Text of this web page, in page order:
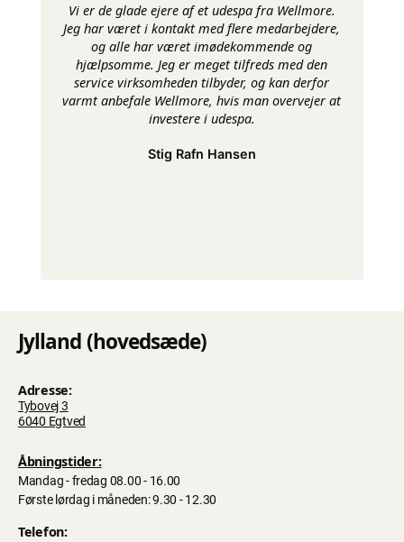
Vi er de glade ejere af et udespa fra Wellmore.
Jeg har været i kontakt med flere medarbejdere,
og alle har været imødekommende og
hjælpsomme. Jeg er meget tilfreds med den
service virksomheden tilbyder, og kan derfor
varmt anbefale Wellmore, hvis man overvejer at
investere i udespa.
Stig Rafn Hansen
Jylland (hovedsæde)
Adresse:
Tybovej 3
6040 Egtved
Åbningstider:
Mandag - fredag 08.00 - 16.00
Første lørdag i måneden: 9.30 - 12.30
Telefon: